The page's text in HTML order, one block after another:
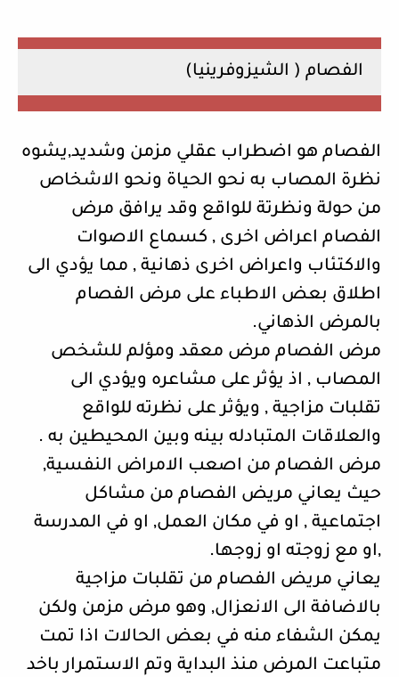
الفصام ( الشيزوفرينيا)
الفصام هو اضطراب عقلي مزمن وشديد,يشوه
نظرة المصاب به نحو الحياة ونحو الاشخاص
من حولة ونظرتة للواقع وقد يرافق مرض
الفصام اعراض اخرى , كسماع الاصوات
والاكتئاب واعراض اخرى ذهانية , مما يؤدي الى
اطلاق بعض الاطباء على مرض الفصام
بالمرض الذهاني.
مرض الفصام مرض معقد ومؤلم للشخص
المصاب , اذ يؤثر على مشاعره ويؤدي الى
تقلبات مزاجية , ويؤثر على نظرته للواقع
والعلاقات المتبادله بينه وبين المحيطين به .
مرض الفصام من اصعب الامراض النفسية,
حيث يعاني مريض الفصام من مشاكل
اجتماعية , او في مكان العمل, او في المدرسة
,او مع زوجته او زوجها.
يعاني مريض الفصام من تقلبات مزاجية
بالاضافة الى الانعزال, وهو مرض مزمن ولكن
يمكن الشفاء منه في بعض الحالات اذا تمت
متباعت المرض منذ البداية وتم الاستمرار باخد